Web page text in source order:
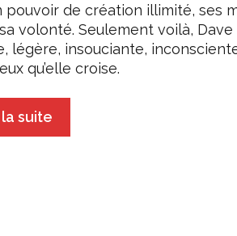
pouvoir de création illimité, ses
volonté. Seulement voilà,
légère, insouciante,
qu’elle croise.
suite